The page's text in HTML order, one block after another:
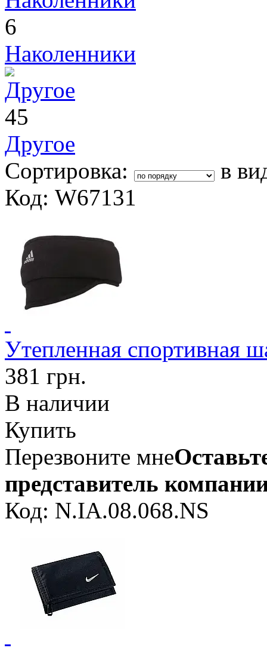
6
Наколенники
45
Другое
Сортировка:
в
Код: W67131
Утепленная спортивная
381 грн.
В наличии
Купить
Перезвоните мне
представитель
Код: N.IA.08.068.NS